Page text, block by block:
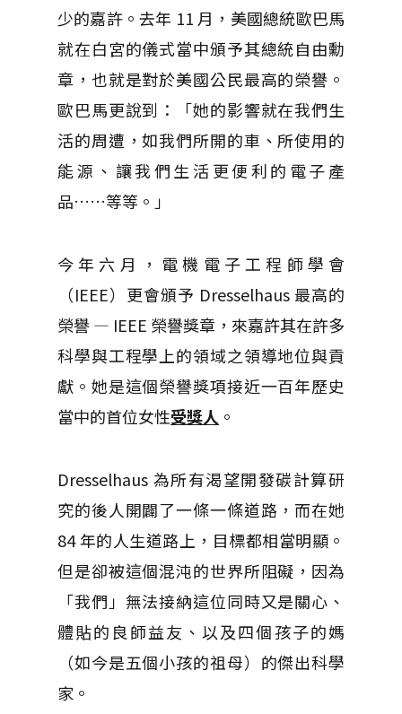
少的嘉許。去年 11 月，美國總統歐巴馬
就在白宮的儀式當中頒予其總統自由勳
章，也就是對於美國公民最高的榮譽。
歐巴馬更說到：「她的影響就在我們生
活的周遭，如我們所開的車、所使用的
能源、讓我們生活更便利的電子產
品……等等。」
今年六月，電機電子工程師學會
（IEEE）更會頒予 Dresselhaus 最高的
榮譽 — IEEE 榮譽獎章，來嘉許其在許多
科學與工程學上的領域之領導地位與貢
獻。她是這個榮譽獎項接近一百年歷史
當中的首位女性受獎人 。
Dresselhaus 為所有渴望開發碳計算研
究的後人開闢了一條一條道路，而在她
84 年的人生道路上，目標都相當明顯。
但是卻被這個混沌的世界所阻礙，因為
「我們」無法接納這位同時又是關心、
體貼的良師益友、以及四個孩子的媽
（如今是五個小孩的祖母）的傑出科學
家。